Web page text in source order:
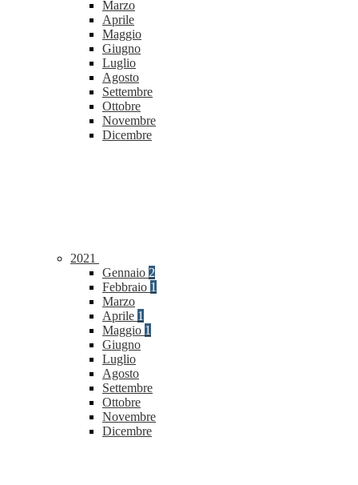
Marzo
Aprile
Maggio
Giugno
Luglio
Agosto
Settembre
Ottobre
Novembre
Dicembre
2021
Gennaio 2
Febbraio 1
Marzo
Aprile 1
Maggio 1
Giugno
Luglio
Agosto
Settembre
Ottobre
Novembre
Dicembre